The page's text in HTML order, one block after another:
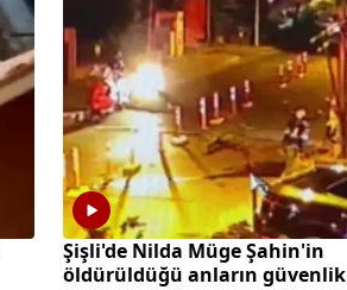
Şişli'de Nilda Müge Şahin'in
öldürüldüğü anların güvenlik